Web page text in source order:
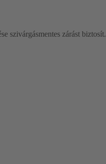
szivárgásmentes zárást biztosít.